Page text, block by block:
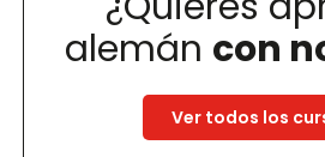
alemán con
Ver todos los